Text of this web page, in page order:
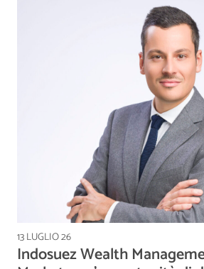
13 LUGLIO 26
Indosuez Wealth